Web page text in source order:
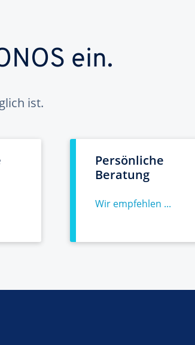
ein.
ist.
Persönliche
Beratung
Wir empfehlen ...